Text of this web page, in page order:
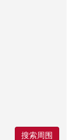
搜索周围